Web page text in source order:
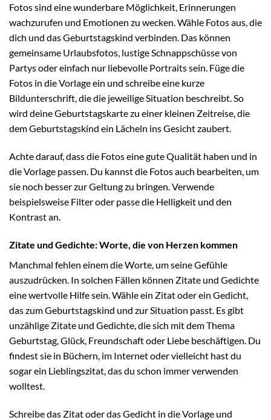
Fotos sind eine wunderbare Möglichkeit, Erinnerungen
wachzurufen und Emotionen zu wecken. Wähle Fotos aus, die
dich und das Geburtstagskind verbinden. Das können
gemeinsame Urlaubsfotos, lustige Schnappschüsse von
Partys oder einfach nur liebevolle Portraits sein. Füge die
Fotos in die Vorlage ein und schreibe eine kurze
Bildunterschrift, die die jeweilige Situation beschreibt. So
wird deine Geburtstagskarte zu einer kleinen Zeitreise, die
dem Geburtstagskind ein Lächeln ins Gesicht zaubert.
Achte darauf, dass die Fotos eine gute Qualität haben und in
die Vorlage passen. Du kannst die Fotos auch bearbeiten, um
sie noch besser zur Geltung zu bringen. Verwende
beispielsweise Filter oder passe die Helligkeit und den
Kontrast an.
Zitate und Gedichte: Worte, die von Herzen kommen
Manchmal fehlen einem die Worte, um seine Gefühle
auszudrücken. In solchen Fällen können Zitate und Gedichte
eine wertvolle Hilfe sein. Wähle ein Zitat oder ein Gedicht,
das zum Geburtstagskind und zur Situation passt. Es gibt
unzählige Zitate und Gedichte, die sich mit dem Thema
Geburtstag, Glück, Freundschaft oder Liebe beschäftigen. Du
findest sie in Büchern, im Internet oder vielleicht hast du
sogar ein Lieblingszitat, das du schon immer verwenden
wolltest.
Schreibe das Zitat oder das Gedicht in die Vorlage und